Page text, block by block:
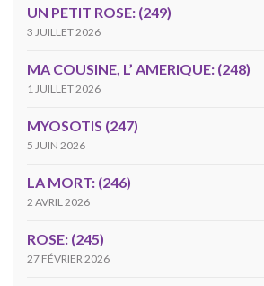
UN PETIT ROSE: (249)
3 JUILLET 2026
MA COUSINE, L’ AMERIQUE: (248)
1 JUILLET 2026
MYOSOTIS (247)
5 JUIN 2026
LA MORT: (246)
2 AVRIL 2026
ROSE: (245)
27 FÉVRIER 2026